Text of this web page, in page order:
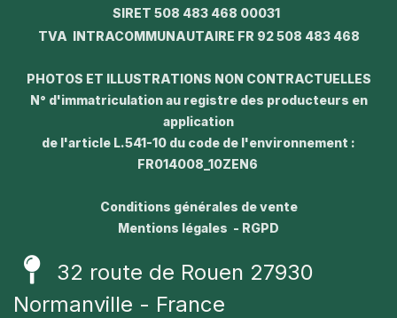
SIRET 508 483 468 00031
TVA INTRACOMMUNAUTAIRE FR 92 508 483 468
PHOTOS ET ILLUSTRATIONS NON CONTRACTUELLES
N° d'immatriculation au registre des producteurs en
application
de l'article L.541-10 du code de l'environnement :
FR014008_10ZEN6
Conditions générales de vente
Mentions légales - RGPD
32 route de Rouen 27930
Normanville - France